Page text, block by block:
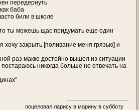
передернуть
баба
били в школе
ты можешь щас придумать еще один
хочу закрыть [поливание меня грязью] и
раз макко достойно вышел из ситуации
никогда больше не отвечать на
поцеловал ларису в марину в субботу